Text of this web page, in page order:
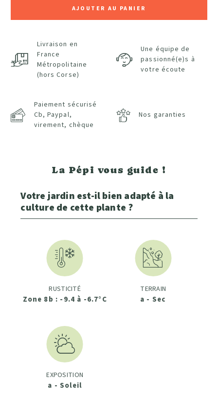
AJOUTER AU PANIER
Livraison en
France
Métropolitaine
(hors Corse)
Une équipe de
passionné(e)s à
votre écoute
Paiement sécurisé
Cb, Paypal,
virement, chèque
Nos garanties
La Pépi vous guide !
Votre jardin est-il bien adapté à la
culture de cette plante ?
RUSTICITÉ
Zone 8b : -9.4 à -6.7°C
TERRAIN
a - Sec
EXPOSITION
a - Soleil